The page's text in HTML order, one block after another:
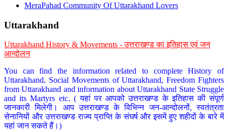
MeraPahad Community Of Uttarakhand Lovers
Uttarakhand
Uttarakhand History & Movements - उत्तराखण्ड का इतिहास एवं जन
आन्दोलन
You can find the information related to complete History of
Uttarakhand, Social Movements of Uttarakhand, Freedom Fighters
from Uttarakhand and information about Uttarakhand State Struggle
and its Martyrs etc. ( यहां पर आपको उत्तराखण्ड के इतिहास की संपूर्ण
जानकारी मिलेगी। आप उत्तराखण्ड के विभिन्न जन-आन्दोलनों, स्वतंत्रता
सेनानियों और उत्तराखण्ड राज्य प्राप्ति के संघर्ष और इसमें हुए शहीदों के बारे में
यहां जान सकते हैं।)